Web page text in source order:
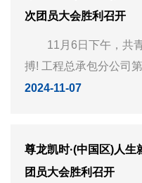
次团员大会胜利召开
11月6日下午，共青
搏! 工程总承包分公司
室隆重召开。会议认真
2024-11-07
尊龙凯时·(中国区)
团员大会胜利召开